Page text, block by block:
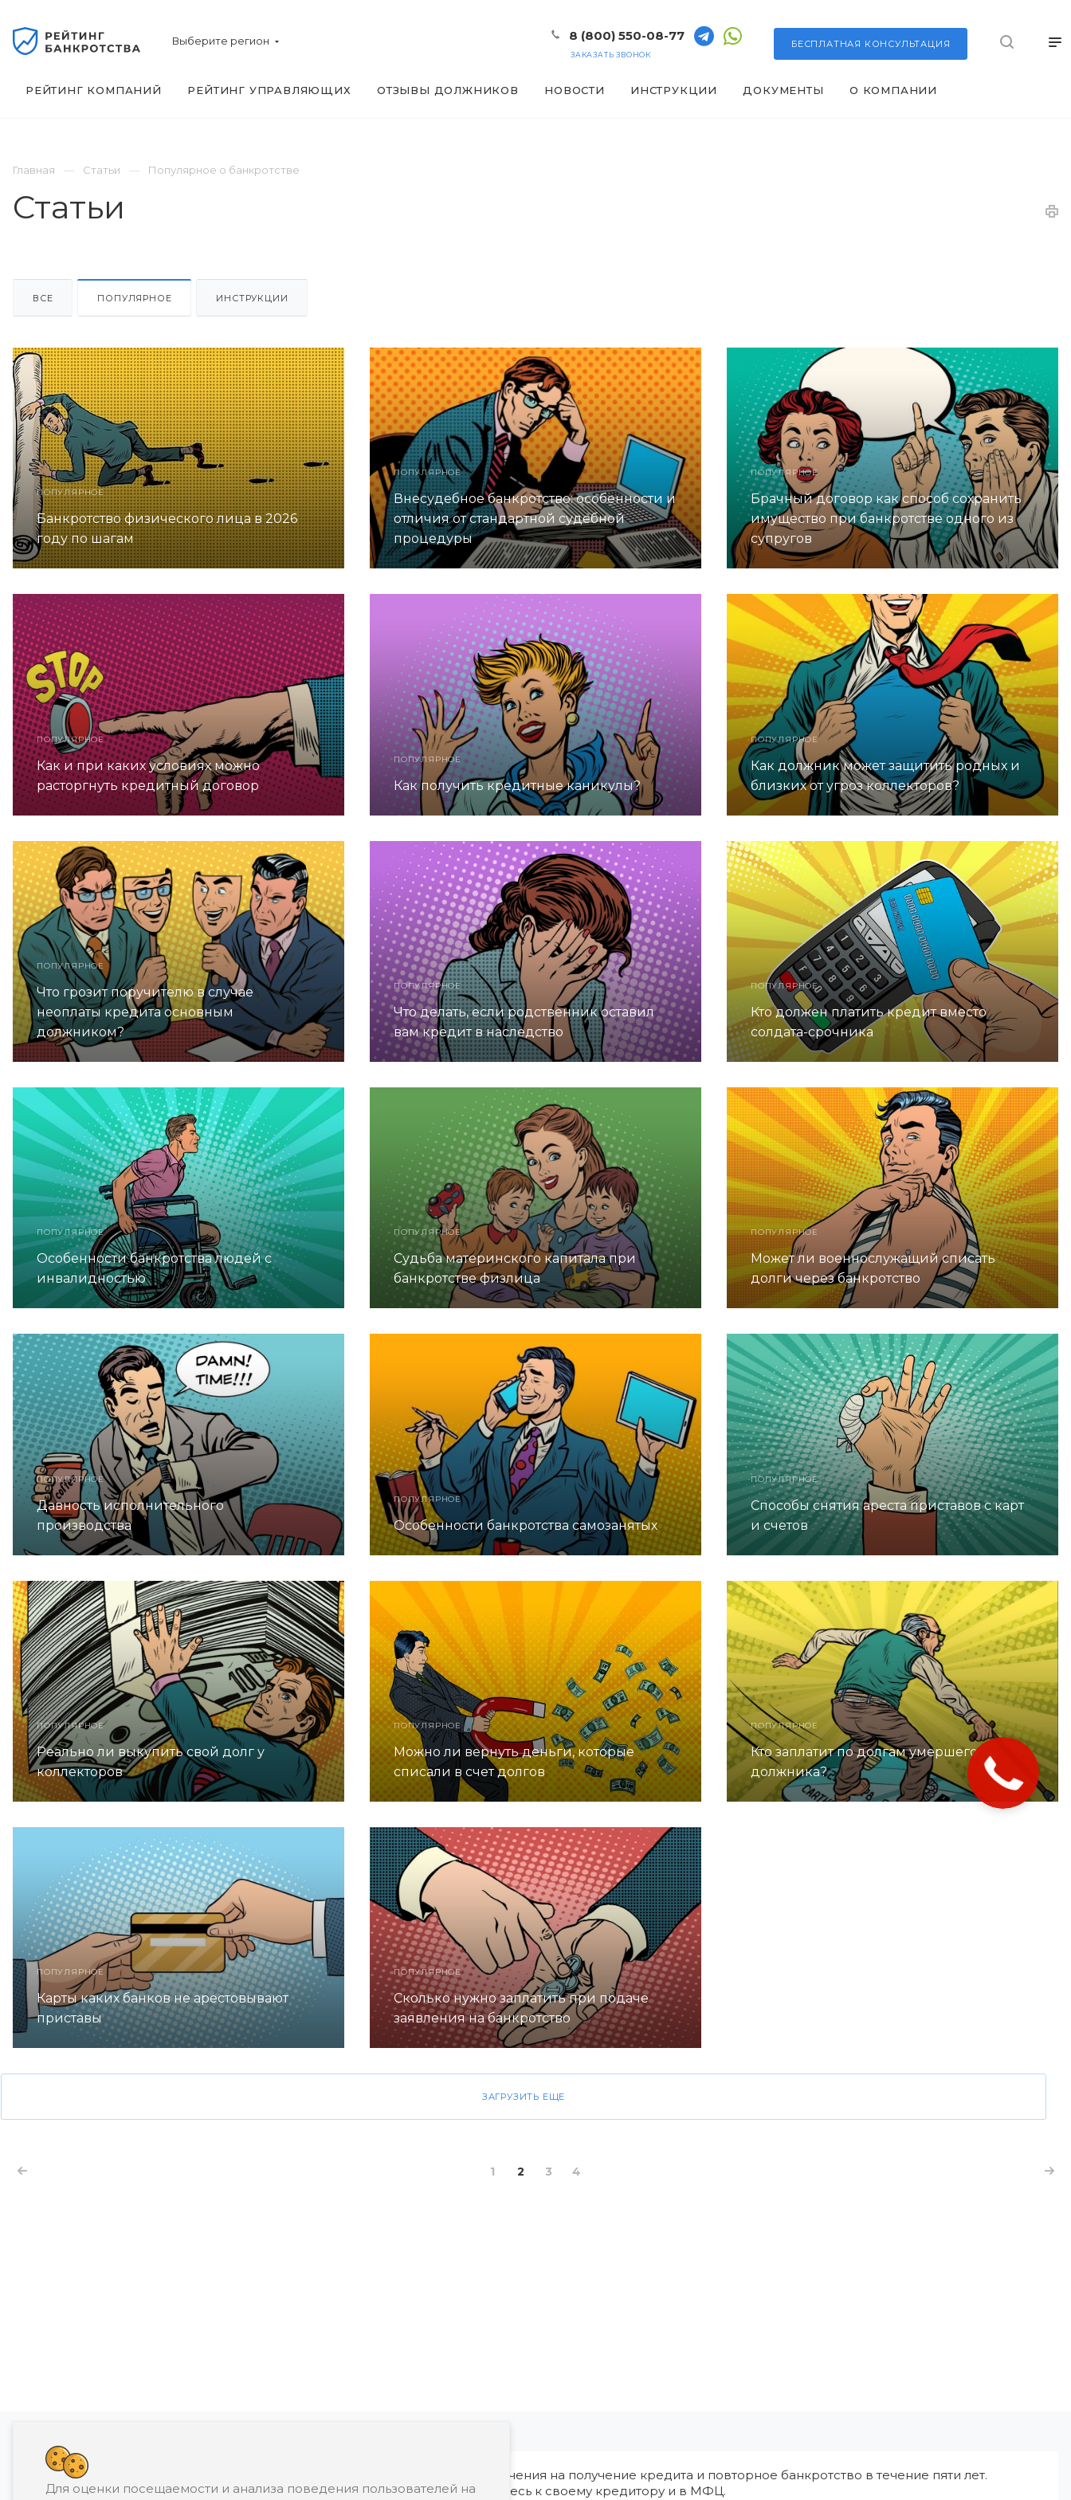
Выберите регион БЕСПЛАТНАЯ КОНСУЛЬТАЦИЯ
8 (800) 550-08-77
ЗАКАЗАТЬ ЗВОНОК
РЕЙТИНГ КОМПАНИЙ РЕЙТИНГ УПРАВЛЯЮЩИХ ОТЗЫВЫ ДОЛЖНИКОВ НОВОСТИ ИНСТРУКЦИИ ДОКУМЕНТЫ О КОМПАНИИ
Главная Статьи Популярное о банкротстве
Статьи
ВСЕ ПОПУЛЯРНОЕ ИНСТРУКЦИИ
ПОПУЛЯРНОЕ
Банкротство физического лица в 2026
году по шагам
ПОПУЛЯРНОЕ
Внесудебное банкротство: особенности и
отличия от стандартной судебной
процедуры
ПОПУЛЯРНОЕ
Брачный договор как способ сохранить
имущество при банкротстве одного из
супругов
ПОПУЛЯРНОЕ
Как и при каких условиях можно
расторгнуть кредитный договор
ПОПУЛЯРНОЕ
Как получить кредитные каникулы?
ПОПУЛЯРНОЕ
Как должник может защитить родных и
близких от угроз коллекторов?
ПОПУЛЯРНОЕ
Что грозит поручителю в случае
неоплаты кредита основным
должником?
ПОПУЛЯРНОЕ
Что делать, если родственник оставил
вам кредит в наследство
ПОПУЛЯРНОЕ
Кто должен платить кредит вместо
солдата-срочника
ПОПУЛЯРНОЕ
Особенности банкротства людей с
инвалидностью
ПОПУЛЯРНОЕ
Судьба материнского капитала при
банкротстве физлица
ПОПУЛЯРНОЕ
Может ли военнослужащий списать
долги через банкротство
ПОПУЛЯРНОЕ
Давность исполнительного
производства
ПОПУЛЯРНОЕ
Особенности банкротства самозанятых
ПОПУЛЯРНОЕ
Способы снятия ареста приставов с карт
и счетов
ПОПУЛЯРНОЕ
Реально ли выкупить свой долг у
коллекторов
ПОПУЛЯРНОЕ
Можно ли вернуть деньги, которые
списали в счет долгов
ПОПУЛЯРНОЕ
Кто заплатит по долгам умершего
должника?
ПОПУЛЯРНОЕ
Карты каких банков не арестовывают
приставы
ПОПУЛЯРНОЕ
Сколько нужно заплатить при подаче
заявления на банкротство
ЗАГРУЗИТЬ ЕЩЕ
1 2 3 4
Банкротство влечет негативные последствия, в том числе ограничения на получение кредита и повторное банкротство в течение пяти лет.
Предварительно обратитесь к своему кредитору и в МФЦ.
Для оценки посещаемости и анализа поведения пользователей на